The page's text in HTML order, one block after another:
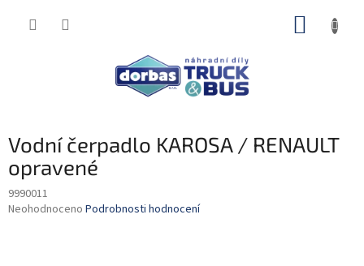
Vodní čerpadlo KAROSA / RENAULT
opravené
9990011
Průměrné
Neohodnoceno Podrobnosti hodnocení